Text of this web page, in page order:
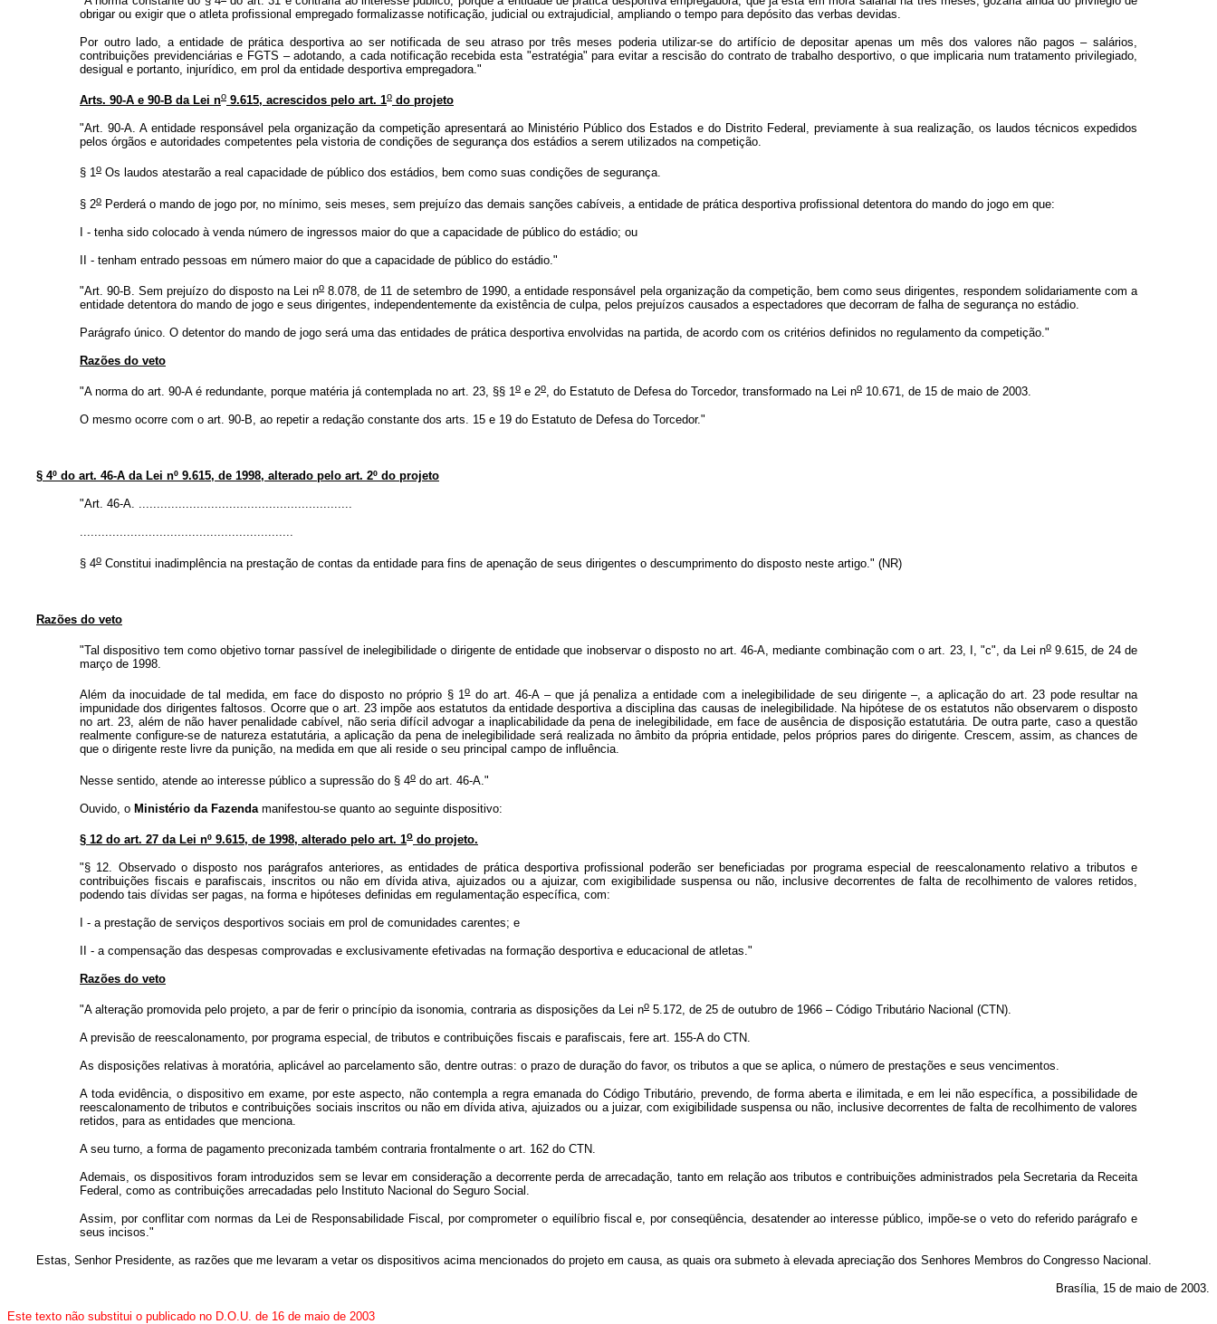
obrigar ou exigir que o atleta profissional empregado formalizasse notificação, judicial ou extrajudicial, ampliando o tempo para depósito das verbas devidas.
Por outro lado, a entidade de prática desportiva ao ser notificada de seu atraso por três meses poderia utilizar-se do artifício de depositar apenas um mês dos valores não pagos – salários,
contribuições previdenciárias e FGTS – adotando, a cada notificação recebida esta "estratégia" para evitar a rescisão do contrato de trabalho desportivo, o que implicaria num tratamento privilegiado,
desigual e portanto, injurídico, em prol da entidade desportiva empregadora."
Arts. 90-A e 90-B da Lei no 9.615, acrescidos pelo art. 1o do projeto
"Art. 90-A. A entidade responsável pela organização da competição apresentará ao Ministério Público dos Estados e do Distrito Federal, previamente à sua realização, os laudos técnicos expedidos
pelos órgãos e autoridades competentes pela vistoria de condições de segurança dos estádios a serem utilizados na competição.
§ 1o Os laudos atestarão a real capacidade de público dos estádios, bem como suas condições de segurança.
§ 2o Perderá o mando de jogo por, no mínimo, seis meses, sem prejuízo das demais sanções cabíveis, a entidade de prática desportiva profissional detentora do mando do jogo em que:
I - tenha sido colocado à venda número de ingressos maior do que a capacidade de público do estádio; ou
II - tenham entrado pessoas em número maior do que a capacidade de público do estádio."
"Art. 90-B. Sem prejuízo do disposto na Lei no 8.078, de 11 de setembro de 1990, a entidade responsável pela organização da competição, bem como seus dirigentes, respondem solidariamente com a
entidade detentora do mando de jogo e seus dirigentes, independentemente da existência de culpa, pelos prejuízos causados a espectadores que decorram de falha de segurança no estádio.
Parágrafo único. O detentor do mando de jogo será uma das entidades de prática desportiva envolvidas na partida, de acordo com os critérios definidos no regulamento da competição."
Razões do veto
"A norma do art. 90-A é redundante, porque matéria já contemplada no art. 23, §§ 1o e 2o, do Estatuto de Defesa do Torcedor, transformado na Lei no 10.671, de 15 de maio de 2003.
O mesmo ocorre com o art. 90-B, ao repetir a redação constante dos arts. 15 e 19 do Estatuto de Defesa do Torcedor."
§ 4º do art. 46-A da Lei nº 9.615, de 1998, alterado pelo art. 2º do projeto
"Art. 46-A. ...........................................................
...........................................................
§ 4o Constitui inadimplência na prestação de contas da entidade para fins de apenação de seus dirigentes o descumprimento do disposto neste artigo." (NR)
Razões do veto
"Tal dispositivo tem como objetivo tornar passível de inelegibilidade o dirigente de entidade que inobservar o disposto no art. 46-A, mediante combinação com o art. 23, I, "c", da Lei no9.615, de 24 de
março de 1998.
Além da inocuidade de tal medida, em face do disposto no próprio § 1odo art. 46-A – que já penaliza a entidade com a inelegibilidade de seu dirigente –, a aplicação do art. 23 pode resultar na
impunidade dos dirigentes faltosos. Ocorre que o art. 23 impõe aos estatutos da entidade desportiva a disciplina das causas de inelegibilidade. Na hipótese de os estatutos não observarem o disposto
no art. 23, além de não haver penalidade cabível, não seria difícil advogar a inaplicabilidade da pena de inelegibilidade, em face de ausência de disposição estatutária. De outra parte, caso a questão
realmente configure-se de natureza estatutária, a aplicação da pena de inelegibilidade será realizada no âmbito da própria entidade, pelos próprios pares do dirigente. Crescem, assim, as chances de
que o dirigente reste livre da punição, na medida em que ali reside o seu principal campo de influência.
Nesse sentido, atende ao interesse público a supressão do § 4o do art. 46-A."
Ouvido, o Ministério da Fazenda manifestou-se quanto ao seguinte dispositivo:
§ 12 do art. 27 da Lei nº 9.615, de 1998, alterado pelo art. 1o do projeto.
"§ 12. Observado o disposto nos parágrafos anteriores, as entidades de prática desportiva profissional poderão ser beneficiadas por programa especial de reescalonamento relativo a tributos e
contribuições fiscais e parafiscais, inscritos ou não em dívida ativa, ajuizados ou a ajuizar, com exigibilidade suspensa ou não, inclusive decorrentes de falta de recolhimento de valores retidos,
podendo tais dívidas ser pagas, na forma e hipóteses definidas em regulamentação específica, com:
I - a prestação de serviços desportivos sociais em prol de comunidades carentes; e
II - a compensação das despesas comprovadas e exclusivamente efetivadas na formação desportiva e educacional de atletas."
Razões do veto
"A alteração promovida pelo projeto, a par de ferir o princípio da isonomia, contraria as disposições da Lei no 5.172, de 25 de outubro de 1966 – Código Tributário Nacional (CTN).
A previsão de reescalonamento, por programa especial, de tributos e contribuições fiscais e parafiscais, fere art. 155-A do CTN.
As disposições relativas à moratória, aplicável ao parcelamento são, dentre outras: o prazo de duração do favor, os tributos a que se aplica, o número de prestações e seus vencimentos.
A toda evidência, o dispositivo em exame, por este aspecto, não contempla a regra emanada do Código Tributário, prevendo, de forma aberta e ilimitada, e em lei não específica, a possibilidade de
reescalonamento de tributos e contribuições sociais inscritos ou não em dívida ativa, ajuizados ou a juizar, com exigibilidade suspensa ou não, inclusive decorrentes de falta de recolhimento de valores
retidos, para as entidades que menciona.
A seu turno, a forma de pagamento preconizada também contraria frontalmente o art. 162 do CTN.
Ademais, os dispositivos foram introduzidos sem se levar em consideração a decorrente perda de arrecadação, tanto em relação aos tributos e contribuições administrados pela Secretaria da Receita
Federal, como as contribuições arrecadadas pelo Instituto Nacional do Seguro Social.
Assim, por conflitar com normas da Lei de Responsabilidade Fiscal, por comprometer o equilíbrio fiscal e, por conseqüência, desatender ao interesse público, impõe-se o veto do referido parágrafo e
seus incisos."
Estas, Senhor Presidente, as razões que me levaram a vetar os dispositivos acima mencionados do projeto em causa, as quais ora submeto à elevada apreciação dos Senhores Membros do Congresso Nacional.
Brasília, 15 de maio de 2003.
Este texto não substitui o publicado no D.O.U. de 16 de maio de 2003